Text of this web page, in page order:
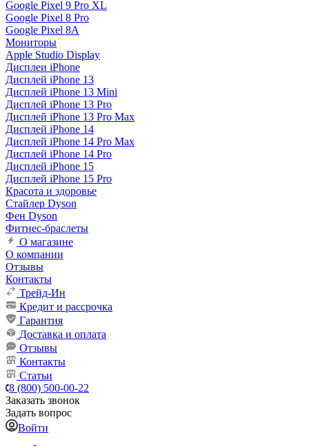
Google Pixel 9 Pro XL
Google Pixel 8 Pro
Google Pixel 8A
Мониторы
Apple Studio Display
Дисплеи iPhone
Дисплей iPhone 13
Дисплей iPhone 13 Mini
Дисплей iPhone 13 Pro
Дисплей iPhone 13 Pro Max
Дисплей iPhone 14
Дисплей iPhone 14 Pro Max
Дисплей iPhone 14 Pro
Дисплей iPhone 15
Дисплей iPhone 15 Pro
Красота и здоровье
Стайлер Dyson
Фен Dyson
Фитнес-браслеты
О магазине
О компании
Отзывы
Контакты
Трейд-Ин
Кредит и рассрочка
Гарантия
Доставка и оплата
Отзывы
Контакты
Статьи
8 (800) 500-00-22
Заказать звонок
Задать вопрос
Войти